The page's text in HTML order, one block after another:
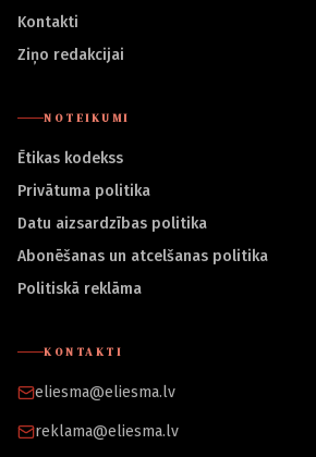
Kontakti
Ziņo redakcijai
NOTEIKUMI
Ētikas kodekss
Privātuma politika
Datu aizsardzības politika
Abonēšanas un atcelšanas politika
Politiskā reklāma
KONTAKTI
eliesma@eliesma.lv
reklama@eliesma.lv